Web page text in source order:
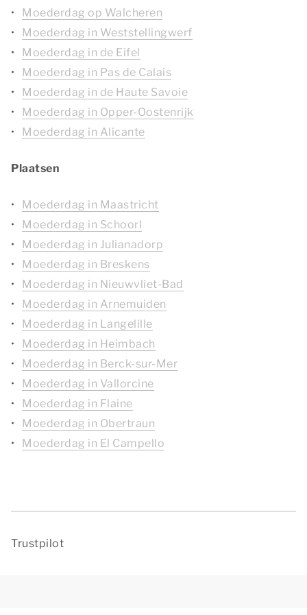
Moederdag op Walcheren
Moederdag in Weststellingwerf
Moederdag in de Eifel
Moederdag in Pas de Calais
Moederdag in de Haute Savoie
Moederdag in Opper-Oostenrijk
Moederdag in Alicante
Plaatsen
Moederdag in Maastricht
Moederdag in Schoorl
Moederdag in Julianadorp
Moederdag in Breskens
Moederdag in Nieuwvliet-Bad
Moederdag in Arnemuiden
Moederdag in Langelille
Moederdag in Heimbach
Moederdag in Berck-sur-Mer
Moederdag in Vallorcine
Moederdag in Flaine
Moederdag in Obertraun
Moederdag in El Campello
Trustpilot